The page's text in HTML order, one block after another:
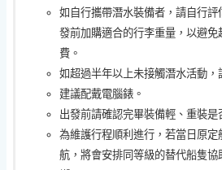
如自行攜帶潛水裝備者，請自行
發前加購適合的行李重量，以避
費。
如超過半年以上未接觸潛水活動，
建議配戴電腦錶。
出發前請確認完畢裝備輕、重裝是
為維護行程順利進行，若當日原定
航，將會安排同等級的替代船隻